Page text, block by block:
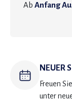
Ab Anfang
NEUER
Freuen
unter